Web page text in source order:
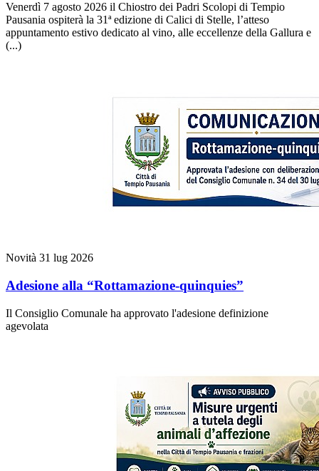
Venerdì 7 agosto 2026 il Chiostro dei Padri Scolopi di Tempio
Pausania ospiterà la 31ª edizione di Calici di Stelle, l’atteso
appuntamento estivo dedicato al vino, alle eccellenze della Gallura e
(...)
Novità 31 lug 2026
Adesione alla “Rottamazione-quinquies”
Il Consiglio Comunale ha approvato l'adesione definizione
agevolata